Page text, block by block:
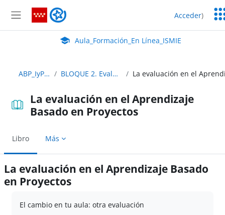
Panel lateral
Aula_Formación_En Línea_ISMIE Acceder)
Aula Virtual de EducaMadrid:
Aula_Formación_En Línea_ISMIE
ABP_IyP_Abierto BLOQUE 2. Evaluación en el ABP
La evaluación en el Aprendizaje
Basado en Proyectos
Libro Más
La evaluación en el Aprendizaje Basado
en Proyectos
El cambio en tu aula: otra evaluación